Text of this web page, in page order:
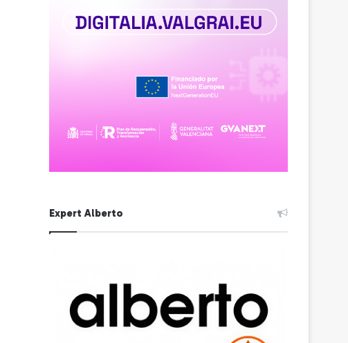
Expert Alberto